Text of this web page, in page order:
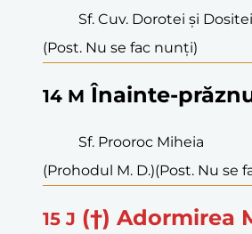
Sf. Cuv. Dorotei și Dositei
(Post. Nu se fac nunți)
14 M Înainte-
Sf. Prooroc Miheia
(Prohodul M. D.)(Post. Nu se
15 J (†) Adormirea